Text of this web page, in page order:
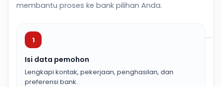
membantu proses ke bank pilihan Anda.
1
Isi data pemohon
Lengkapi kontak, pekerjaan, penghasilan, dan
preferensi bank.